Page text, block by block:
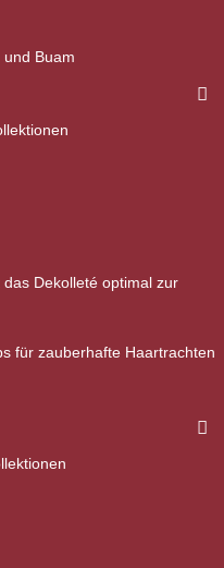
und Buam
Dekolleté optimal zur
für zauberhafte Haartrachten